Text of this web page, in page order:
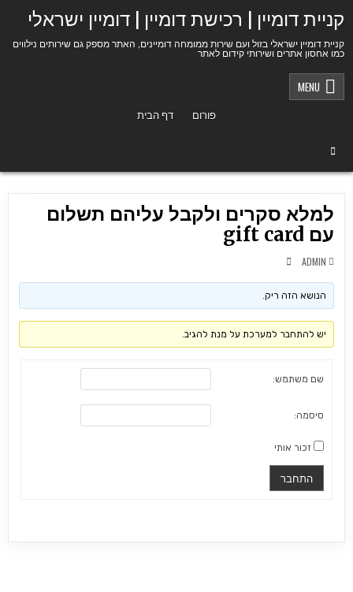
קניית דומיין | רכישת דומיין | דומיין ישראלי
קניית דומיין ישראלי בזול ועם שירות ממומחה דומיינים, האתר מספק גם שירותים נילווים
כמו אחסון אתרים ושירותי קידום לאתר
MENU
דף הבית
פורום
למלא סקרים ולקבל עליהם תשלום
עם gift card
ADMIN
הנושא הזה ריק.
יש להתחבר למערכת על מנת להגיב.
שם משתמש:
סיסמה:
זכור אותי
התחבר